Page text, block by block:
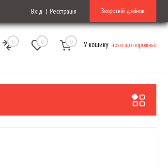
Вхід Реєстрація Зворотній дзвінок
0 0 0 У кошику поки що порожньо